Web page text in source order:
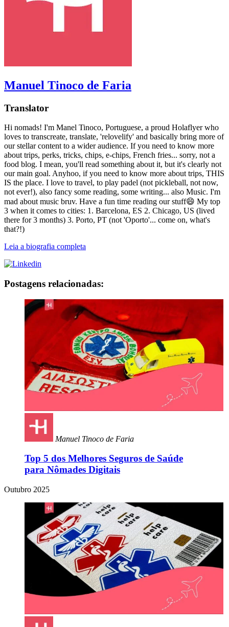
Manuel Tinoco de Faria
Translator
Hi nomads! I'm Manel Tinoco, Portuguese, a proud Holaflyer who
loves to transcreate, translate, 'relovelify' and basically bring more of
our stellar content to a wider audience. If you need to know more
about trips, perks, tricks, chips, e-chips, French fries... sorry, not a
food blog. I mean, you'll read something about it, but it's clearly not
our main goal. Anyhoo, if you need to know more about trips, THIS
IS the place. I love to travel, to play padel (not pickleball, not now,
not ever!), also fancy some reading, some writing... also Music. I'm
mad about music bruv. Have a fun time reading our stuff😄 My top
3 when it comes to cities: 1. Barcelona, ES 2. Chicago, US (lived
there for 3 months) 3. Porto, PT (not 'Oporto'... come on, what's
that?!)
Leia a biografia completa
Postagens relacionadas:
Manuel Tinoco de Faria
Top 5 dos Melhores Seguros de Saúde
para Nômades Digitais
Outubro 2025